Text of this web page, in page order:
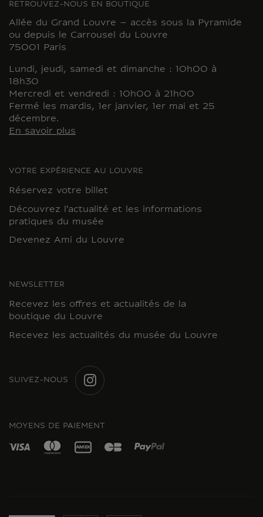
RETROUVEZ-NOUS EN BOUTIQUE
Allée du Grand Louvre – accès sous la Pyramide
ou depuis le Carrousel du Louvre
75001 Paris
Lundi, jeudi, samedi et dimanche : 10h00 à
18h30
Mercredi et vendredi : 10h00 à 21h00
Fermé les mardis, 1er janvier, 1er mai et 25
décembre.
En savoir plus
VOTRE EXPÉRIENCE AU LOUVRE
Réservez votre billet
Découvrez l'actualité et les informations
pratiques du musée
Devenez Ami du Louvre
NEWSLETTER
Recevez les offres et actualités de la
boutique du Louvre
Recevez les actualités du musée du Louvre
SUIVEZ-NOUS
MOYENS DE PAIEMENT